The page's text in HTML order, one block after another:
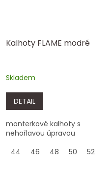
56 58 60 62 64
Kalhoty FLAME modré
Skladem
DETAIL
monterkové kalhoty s
nehořlavou úpravou
44
46 48 50 52